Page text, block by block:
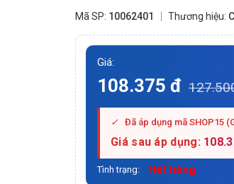
Mã SP: 10062401 Thương hiệu:
Giá:
108.375 đ
✓ Đã áp dụng mã SHOP15
Giá sau áp dụng:
Tình trạng: Hết hàng